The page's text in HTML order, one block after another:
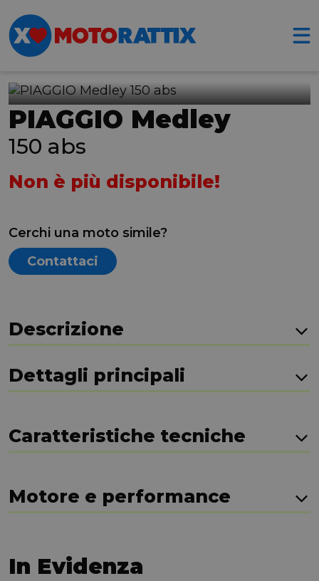
PIAGGIO Medley
150 abs
Non è più disponibile!
Cerchi una moto simile?
Contattaci
Descrizione
Dettagli principali
Caratteristiche tecniche
Motore e performance
In Evidenza